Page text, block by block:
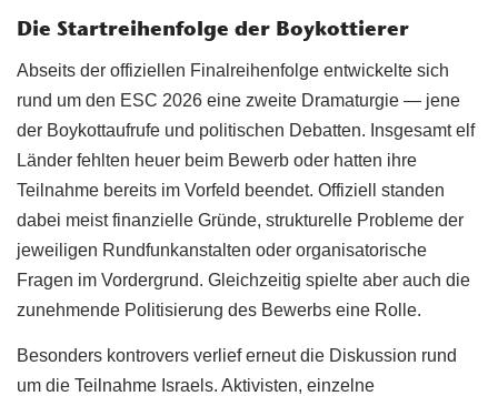
Die Startreihenfolge der Boykottierer
Abseits der offiziellen Finalreihenfolge entwickelte sich
rund um den ESC 2026 eine zweite Dramaturgie — jene
der Boykottaufrufe und politischen Debatten. Insgesamt elf
Länder fehlten heuer beim Bewerb oder hatten ihre
Teilnahme bereits im Vorfeld beendet. Offiziell standen
dabei meist finanzielle Gründe, strukturelle Probleme der
jeweiligen Rundfunkanstalten oder organisatorische
Fragen im Vordergrund. Gleichzeitig spielte aber auch die
zunehmende Politisierung des Bewerbs eine Rolle.
Besonders kontrovers verlief erneut die Diskussion rund
um die Teilnahme Israels. Aktivisten, einzelne